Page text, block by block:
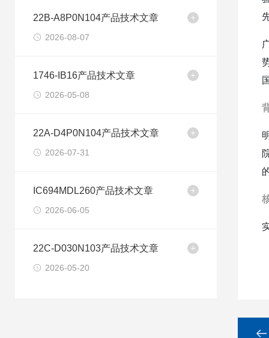
22B-A8P0N104产品技术文章
2026-08-07
1746-IB16产品技术文章
2026-05-08
22A-D4P0N104产品技术文章
2026-07-31
IC694MDL260产品技术文章
2026-06-05
22C-D030N103产品技术文章
2026-05-20